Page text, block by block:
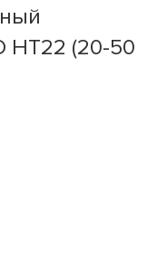
HT22 (20-50